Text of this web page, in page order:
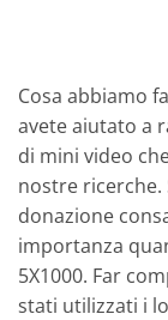
Cosa abbiamo
avete aiutato a
di mini video
nostre ricerche.
donazione
importanza
5X1000. Far
stati utilizzati i